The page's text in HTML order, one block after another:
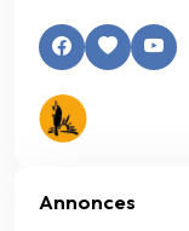
Annonces